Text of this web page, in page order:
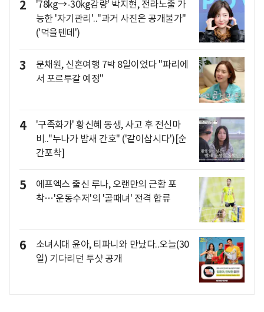
2
'78kg→-30kg감량' 박지현, 전라노출 가
능한 '자기관리'.."과거 사진은 공개불가"
('먹을텐데')
3
문채원, 신혼여행 7박 8일이었다 "파리에
서 포르투갈 예정"
4
'구족화가' 황신혜 동생, 사고 후 전신마
비.."누나가 밤새 간호" ('같이삽시다')[순
간포착]
5
에프엑스 출신 루나, 오랜만의 근황 포
착…'운동수저'의 '골때녀' 전격 합류
6
소녀시대 윤아, 티파니와 만났다..오늘(30
일) 기다리던 투샷 공개